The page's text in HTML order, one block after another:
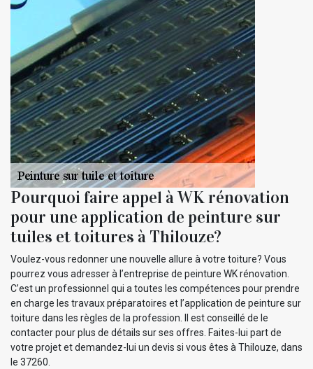
Pourquoi faire appel à WK rénovation
pour une application de peinture sur
tuiles et toitures à Thilouze?
Voulez-vous redonner une nouvelle allure à votre toiture? Vous
pourrez vous adresser à l’entreprise de peinture WK rénovation.
C’est un professionnel qui a toutes les compétences pour prendre
en charge les travaux préparatoires et l’application de peinture sur
toiture dans les règles de la profession. Il est conseillé de le
contacter pour plus de détails sur ses offres. Faites-lui part de
votre projet et demandez-lui un devis si vous êtes à Thilouze, dans
le 37260.